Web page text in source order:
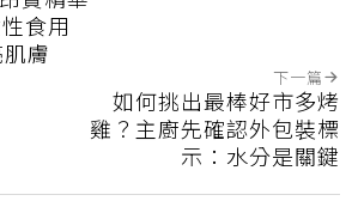
食用
膚
下一篇
如何挑出最棒好市多烤
雞？主廚先確認外包裝標
示：水分是關鍵